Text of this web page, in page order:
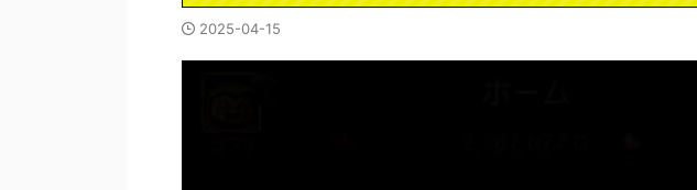
2025-04-15